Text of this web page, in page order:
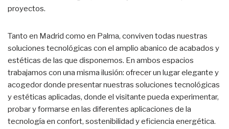
proyectos.
Tanto en Madrid como en Palma, conviven todas nuestras
soluciones tecnológicas con el amplio abanico de acabados y
estéticas de las que disponemos. En ambos espacios
trabajamos con una misma ilusión: ofrecer un lugar elegante y
acogedor donde presentar nuestras soluciones tecnológicas
y estéticas aplicadas, donde el visitante pueda experimentar,
probar y formarse en las diferentes aplicaciones de la
tecnología en confort, sostenibilidad y eficiencia energética.